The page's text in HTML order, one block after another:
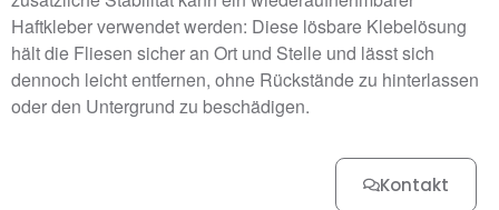
Haftkleber verwendet werden: Diese lösbare Klebelösung
hält die Fliesen sicher an Ort und Stelle und lässt sich
dennoch leicht entfernen, ohne Rückstände zu hinterlassen
oder den Untergrund zu beschädigen.
Kontakt